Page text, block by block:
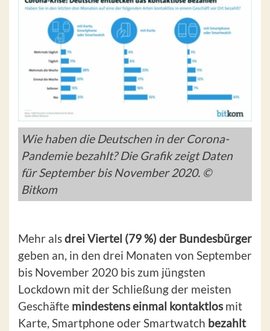
Wie haben die Deutschen in der Corona-
Pandemie bezahlt? Die Grafik zeigt Daten
für September bis November 2020. ©
Bitkom
Mehr alsdrei Viertel (79 %) der Bundesbürger
geben an, in den drei Monaten von September
bis November 2020 bis zum jüngsten
Lockdown mit der Schließung der meisten
Geschäfte mindestens einmal kontaktlosmit
Karte, Smartphone oder Smartwatch bezahlt